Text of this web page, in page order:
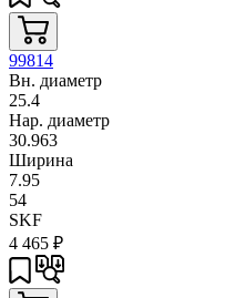
99814
Вн. диаметр
25.4
Нар. диаметр
30.963
Ширина
7.95
54
SKF
4 465 ₽